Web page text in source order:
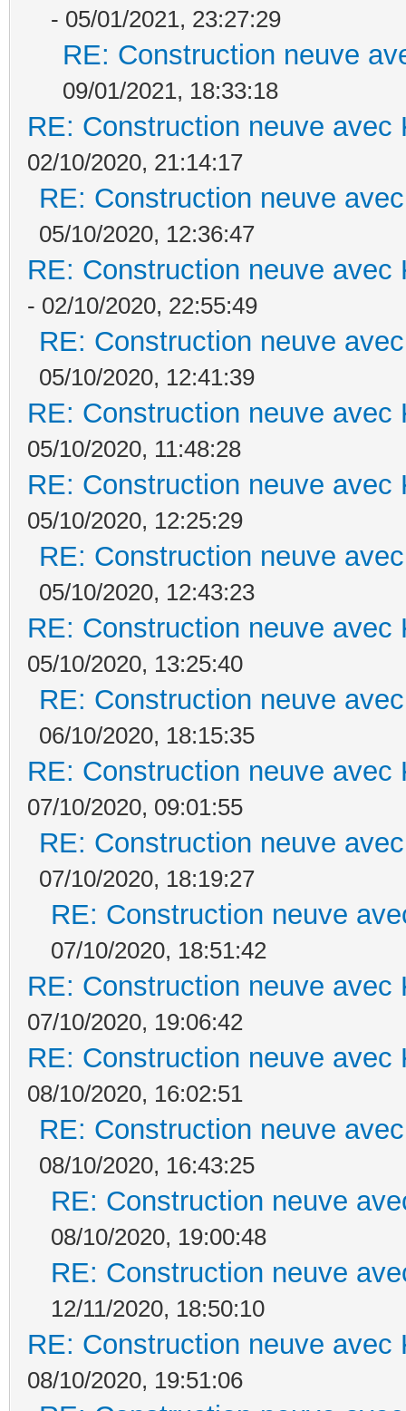
- 05/01/2021, 23:27:29
RE: Construction neuve
09/01/2021, 18:33:18
RE: Construction neuve avec
02/10/2020, 21:14:17
RE: Construction neuve
05/10/2020, 12:36:47
RE: Construction neuve avec
- 02/10/2020, 22:55:49
RE: Construction neuve
05/10/2020, 12:41:39
RE: Construction neuve avec
05/10/2020, 11:48:28
RE: Construction neuve avec
05/10/2020, 12:25:29
RE: Construction neuve
05/10/2020, 12:43:23
RE: Construction neuve avec
05/10/2020, 13:25:40
RE: Construction neuve
06/10/2020, 18:15:35
RE: Construction neuve avec
07/10/2020, 09:01:55
RE: Construction neuve
07/10/2020, 18:19:27
RE: Construction neuve
07/10/2020, 18:51:42
RE: Construction neuve avec
07/10/2020, 19:06:42
RE: Construction neuve avec
08/10/2020, 16:02:51
RE: Construction neuve
08/10/2020, 16:43:25
RE: Construction neuve
08/10/2020, 19:00:48
RE: Construction neuve
12/11/2020, 18:50:10
RE: Construction neuve avec
08/10/2020, 19:51:06